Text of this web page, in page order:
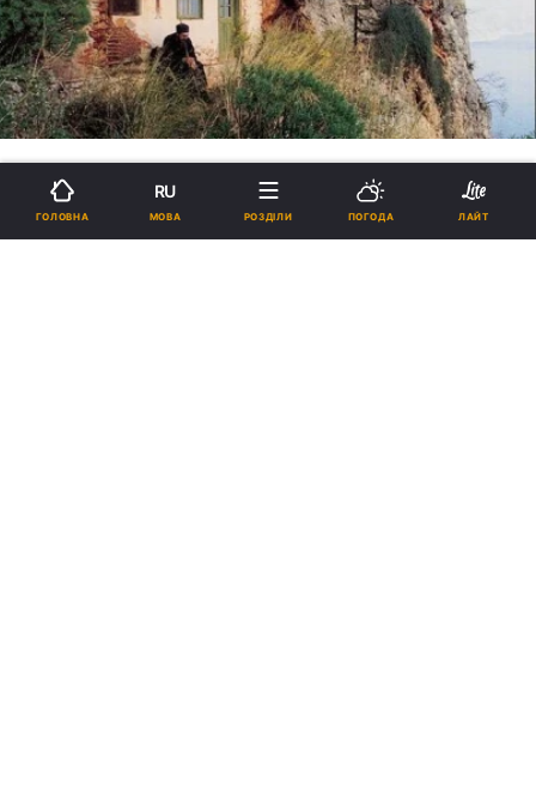
ATHOS-UKRAINE.COM - ДЛЯ "УНІАН-
ГОЛОВНА
RU
МОВА РОЗДІЛИ ПОГОДА ЛАЙТ